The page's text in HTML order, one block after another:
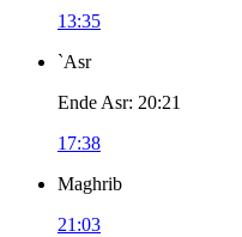
13:35
`Asr
Ende Asr: 20:21
17:38
Maghrib
21:03